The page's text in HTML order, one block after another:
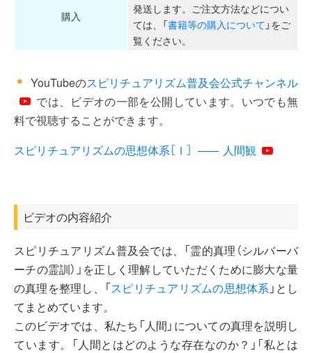
購入
発送します。ご注文方法などについ
ては、「書籍等の購入について 」をご
覧ください。
＊ YouTubeのスピリチュアリズム普及会公式チャンネル
では、ビデオの一部を公開しています。いつでも無
料で視聴することができます。
スピリチュアリズムの思想体系［Ⅰ］
―― 人間観
ビデオの内容紹介
スピリチュアリズム普及会では、「霊的真理（シルバーバ
ーチの霊訓）」を正しく理解していただくために膨大な量
の真理を整理し、「スピリチュアリズムの思想体系 」とし
てまとめています。
このビデオでは、私たち「人間」についての真理を説明し
ています。「人間とはどのような存在なのか？」「私とは